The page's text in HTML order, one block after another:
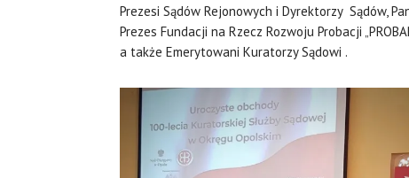
Prezesi Sądów Rejonowych i Dyrektorzy Sądów,
Prezes Fundacji na Rzecz Rozwoju Probacji
a także Emerytowani Kuratorzy Sądowi .